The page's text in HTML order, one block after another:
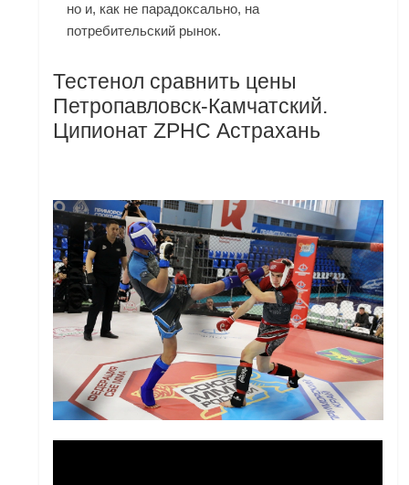
но и, как не парадоксально, на
потребительский рынок.
Тестенол сравнить цены
Петропавловск-Камчатский.
Ципионат ZPHC Астрахань